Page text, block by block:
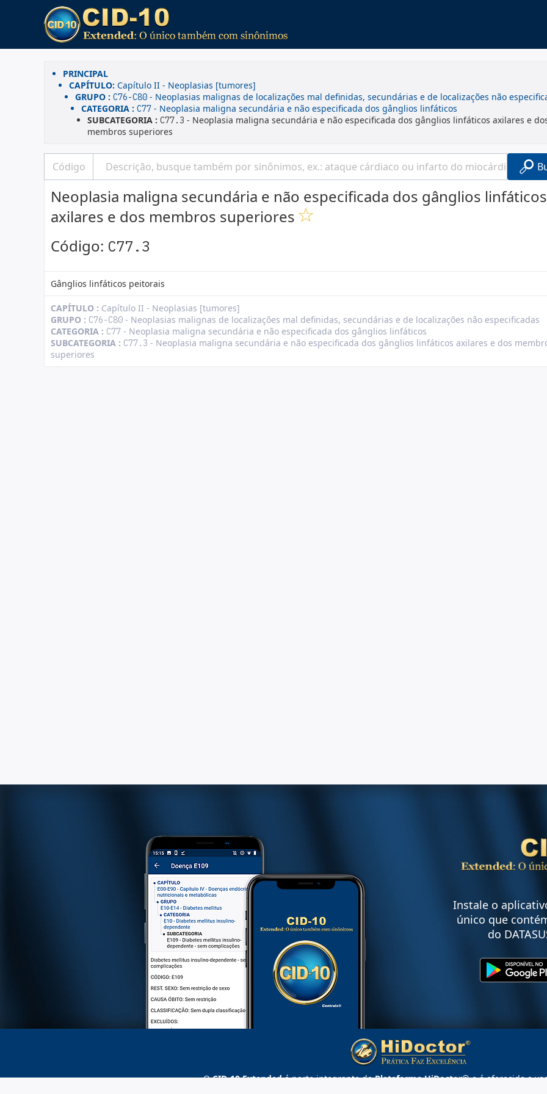
PRINCIPAL
CAPÍTULO: Capítulo II - Neoplasias [tumores]
GRUPO : C76-C80 - Neoplasias malignas de localizações mal definidas, secundárias e de localizações não
CATEGORIA : C77 - Neoplasia maligna secundária e não especificada dos gânglios linfáticos
SUBCATEGORIA : C77.3 - Neoplasia maligna secundária e não especificada dos gânglios linfáticos axilares e
membros superiores
Neoplasia maligna secundária e não especificada dos gânglios linfáticos
axilares e dos membros superiores
Código: C77.3
Gânglios linfáticos peitorais
CAPÍTULO : Capítulo II - Neoplasias [tumores]
GRUPO : C76-C80 - Neoplasias malignas de localizações mal definidas, secundárias e de localizações não especificadas
CATEGORIA : C77 - Neoplasia maligna secundária e não especificada dos gânglios linfáticos
SUBCATEGORIA : C77.3 - Neoplasia maligna secundária e não especificada dos gânglios linfáticos axilares e dos
superiores
Instale o
único que
do
OCID-10 Extendedé parte integrante daPlataforma HiDoctor®e é oferecido a